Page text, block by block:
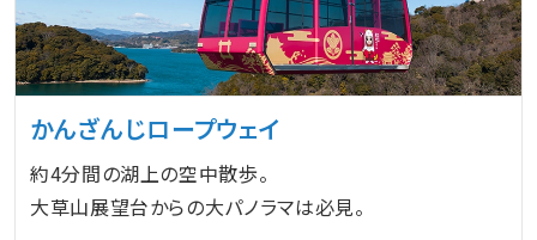
かんざんじロープウェイ
約4分間の湖上の空中散歩。
大草山展望台からの大パノラマは必見。